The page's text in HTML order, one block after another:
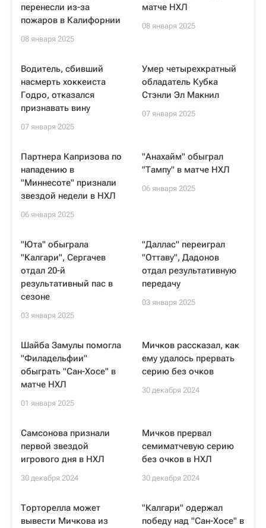
перенесли из-за
пожаров в Калифорнии
08 января 2025
матче НХЛ
08 января 2025
Водитель, сбивший
насмерть хоккеиста
Годро, отказался
признавать вину
07 января 2025
Умер четырехкратный
обладатель Кубка
Стэнли Эл Макнил
07 января 2025
Партнера Капризова по
нападению в
"Миннесоте" признали
звездой недели в НХЛ
06 января 2025
"Анахайм" обыграл
"Тампу" в матче НХЛ
06 января 2025
"Юта" обыграла
"Калгари", Сергачев
отдал 20-й
результативный пас в
сезоне
03 января 2025
"Даллас" переиграл
"Оттаву", Дадонов
отдал результативную
передачу
03 января 2025
Шайба Замулы помогла
"Филадельфии"
обыграть "Сан-Хосе" в
матче НХЛ
01 января 2025
Мичков рассказал, как
ему удалось прервать
серию без очков
30 декабря 2024
Самсонова признали
первой звездой
игрового дня в НХЛ
30 декабря 2024
Мичков прервал
семиматчевую серию
без очков в НХЛ
30 декабря 2024
Торторелла может
вывести Мичкова из
"Калгари" одержал
победу над "Сан-Хосе" в